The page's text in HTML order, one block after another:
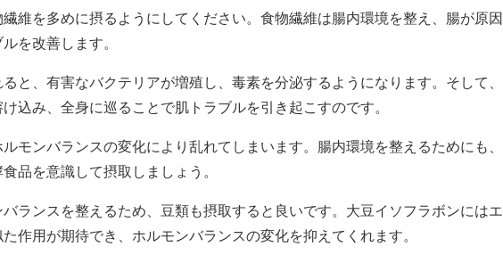
維を多めに摂るようにしてください。食物繊維は腸内環境を整え、腸が原因
を改善します。
と、有害なバクテリアが増殖し、毒素を分泌するようになります。そして、
込み、全身に巡ることで肌トラブルを引き起こすのです。
モンバランスの変化により乱れてしまいます。腸内環境を整えるためにも、
品を意識して摂取しましょう。
バランスを整えるため、豆類も摂取すると良いです。大豆イソフラボンにはエ
作用が期待でき、ホルモンバランスの変化を抑えてくれます。